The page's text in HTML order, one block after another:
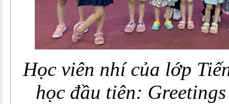
Học viên nhí của lớp
học đầu tiên: